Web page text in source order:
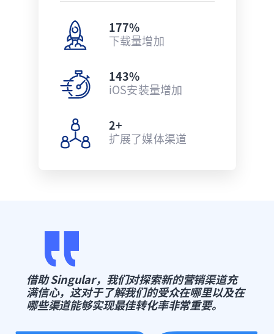
借助 Singular，我们对探索新的营销渠道充
满信心，这对于了解我们的受众在哪里以及在
哪些渠道能够实现最佳转化率非常重要。
177%
下载量增加
143%
iOS安装量增加
2+
扩展了媒体渠道